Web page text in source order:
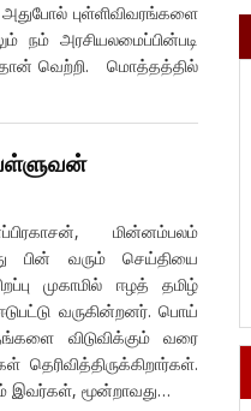
அதுபோல் புள்ளிவிவரங்களை
நம் அரசியலமைப்பின்படி
வெற்றி. மொத்தத்தில்
மின்னம்பலம்
பின் வரும் செய்தியை
முகாமில் ஈழத் தமிழ்
வருகின்றனர். பொய்
விடுவிக்கும் வரை
இவர்கள், மூன்றாவது…